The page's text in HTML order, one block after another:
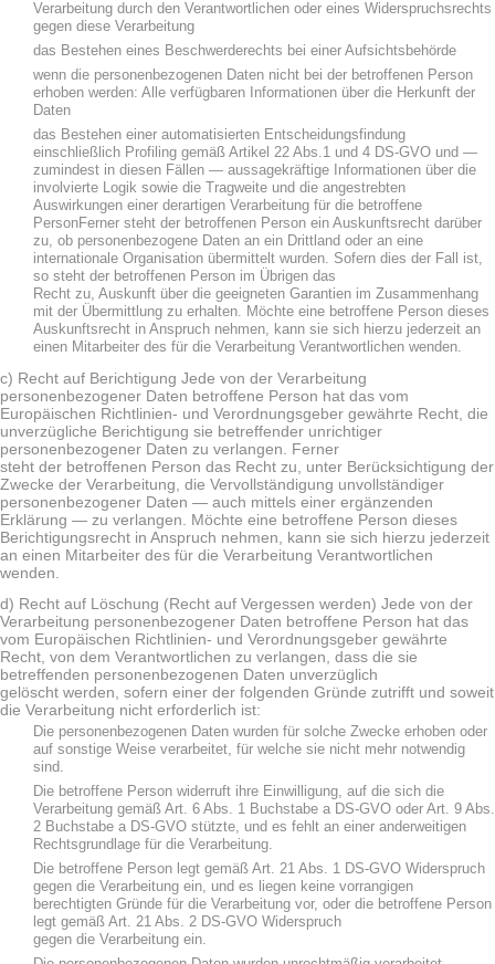
Verarbeitung durch den Verantwortlichen oder eines Widerspruchsrechts
gegen diese Verarbeitung
das Bestehen eines Beschwerderechts bei einer Aufsichtsbehörde
wenn die personenbezogenen Daten nicht bei der betroffenen Person
erhoben werden: Alle verfügbaren Informationen über die Herkunft der
Daten
das Bestehen einer automatisierten Entscheidungsfindung
einschließlich Profiling gemäß Artikel 22 Abs.1 und 4 DS-GVO und —
zumindest in diesen Fällen — aussagekräftige Informationen über die
involvierte Logik sowie die Tragweite und die angestrebten
Auswirkungen einer derartigen Verarbeitung für die betroffene
PersonFerner steht der betroffenen Person ein Auskunftsrecht darüber
zu, ob personenbezogene Daten an ein Drittland oder an eine
internationale Organisation übermittelt wurden. Sofern dies der Fall ist,
so steht der betroffenen Person im Übrigen das
Recht zu, Auskunft über die geeigneten Garantien im Zusammenhang
mit der Übermittlung zu erhalten. Möchte eine betroffene Person dieses
Auskunftsrecht in Anspruch nehmen, kann sie sich hierzu jederzeit an
einen Mitarbeiter des für die Verarbeitung Verantwortlichen wenden.
c) Recht auf Berichtigung Jede von der Verarbeitung
personenbezogener Daten betroffene Person hat das vom
Europäischen Richtlinien- und Verordnungsgeber gewährte Recht, die
unverzügliche Berichtigung sie betreffender unrichtiger
personenbezogener Daten zu verlangen. Ferner
steht der betroffenen Person das Recht zu, unter Berücksichtigung der
Zwecke der Verarbeitung, die Vervollständigung unvollständiger
personenbezogener Daten — auch mittels einer ergänzenden
Erklärung — zu verlangen. Möchte eine betroffene Person dieses
Berichtigungsrecht in Anspruch nehmen, kann sie sich hierzu jederzeit
an einen Mitarbeiter des für die Verarbeitung Verantwortlichen
wenden.
d) Recht auf Löschung (Recht auf Vergessen werden) Jede von der
Verarbeitung personenbezogener Daten betroffene Person hat das
vom Europäischen Richtlinien- und Verordnungsgeber gewährte
Recht, von dem Verantwortlichen zu verlangen, dass die sie
betreffenden personenbezogenen Daten unverzüglich
gelöscht werden, sofern einer der folgenden Gründe zutrifft und soweit
die Verarbeitung nicht erforderlich ist:
Die personenbezogenen Daten wurden für solche Zwecke erhoben oder
auf sonstige Weise verarbeitet, für welche sie nicht mehr notwendig
sind.
Die betroffene Person widerruft ihre Einwilligung, auf die sich die
Verarbeitung gemäß Art. 6 Abs. 1 Buchstabe a DS-GVO oder Art. 9 Abs.
2 Buchstabe a DS-GVO stützte, und es fehlt an einer anderweitigen
Rechtsgrundlage für die Verarbeitung.
Die betroffene Person legt gemäß Art. 21 Abs. 1 DS-GVO Widerspruch
gegen die Verarbeitung ein, und es liegen keine vorrangigen
berechtigten Gründe für die Verarbeitung vor, oder die betroffene Person
legt gemäß Art. 21 Abs. 2 DS-GVO Widerspruch
gegen die Verarbeitung ein.